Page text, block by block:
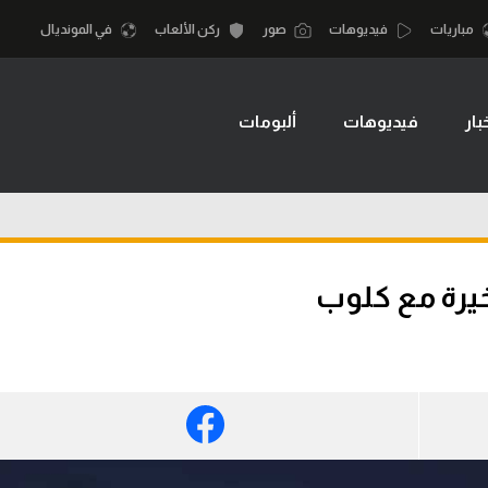
الدوري الإنجليزي
كرة السلة
كرة سلة
رياضة نسائية
مباريات فيديوهات صور ركن الألعاب في المونديال
فيديوهات ألبومات